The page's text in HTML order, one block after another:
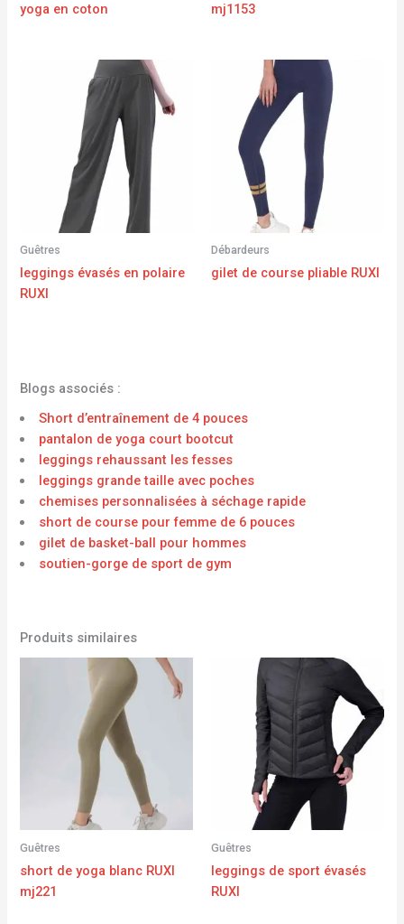
yoga en coton
mj1153
Guêtres
leggings évasés en polaire
RUXI
Débardeurs
gilet de course pliable RUXI
Blogs associés :
Short d’entraînement de 4 pouces
pantalon de yoga court bootcut
leggings rehaussant les fesses
leggings grande taille avec poches
chemises personnalisées à séchage rapide
short de course pour femme de 6 pouces
gilet de basket-ball pour hommes
soutien-gorge de sport de gym
Produits similaires
Guêtres
short de yoga blanc RUXI
mj221
Guêtres
leggings de sport évasés
RUXI